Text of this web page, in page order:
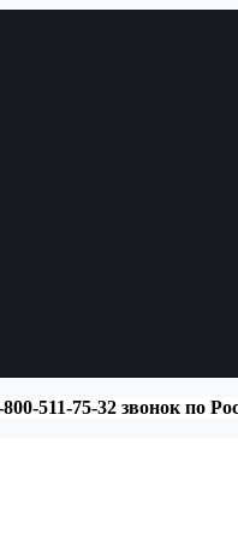
511-75-32 звонок по